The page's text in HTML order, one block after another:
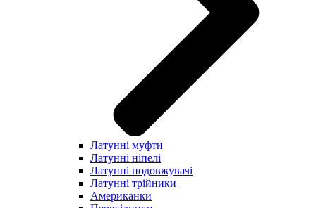
Латунні муфти
Латунні ніпелі
Латунні подовжувачі
Латунні трійники
Американки